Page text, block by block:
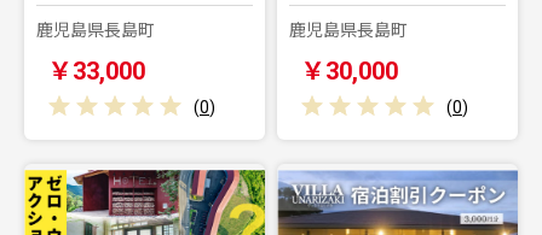
鹿児島県長島町
￥33,000
(0)
鹿児島県長島町
￥30,000
(0)